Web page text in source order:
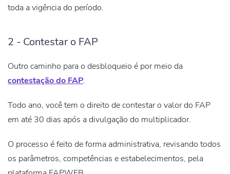
toda a vigência do período.
2 - Contestar o FAP
Outro caminho para o desbloqueio é por meio da
contestação do FAP.
Todo ano, vocêtem o direito de contestar o valor do FAP
em até 30 dias após a divulgação do multiplicador.
O processo é feito de forma administrativa, revisando todos
os parâmetros, competências e estabelecimentos, pela